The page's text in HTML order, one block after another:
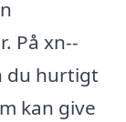
På xn--
du hurtigt
kan give